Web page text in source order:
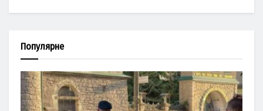
Популярне